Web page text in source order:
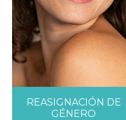
REASIGNACIÓN DE
GÉNERO